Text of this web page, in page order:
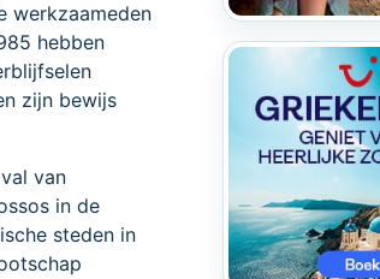
werkzaameden
hebben
zijn bewijs
van
in de
steden in